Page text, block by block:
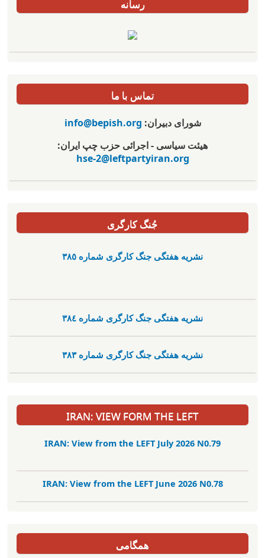
رسانه
تماس با ما
شورای دبیران:info@bepish.org
هیئت سیاسی - اجرائی حزب چپ ایران:
hse-2@leftpartyiran.org
جُنگ کارگری
نشریە هفتگی جنگ کارگری شمارە ٣٨٥
نشریە هفتگی جنگ کارگری شمارە ٣٨٤
نشریە هفتگی جنگ کارگری شمارە ٣٨٣
IRAN: VIEW FORM THE LEFT
IRAN: View from the LEFT July 2026 N0.79
IRAN: View from the LEFT June 2026 N0.78
همگامی